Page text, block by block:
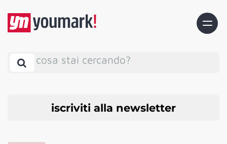
cosa stai cercando?
iscriviti alla newsletter